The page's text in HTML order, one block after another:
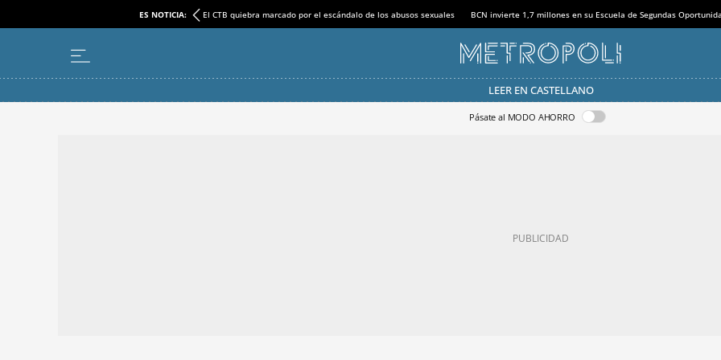
ES NOTICIA: El CTB quiebra marcado por el escándalo de los abusos sexuales BCN invierte 1,7 millones en su Escuela de Segundas
LEER EN CASTELLANO
Pásate al MODO AHORRO